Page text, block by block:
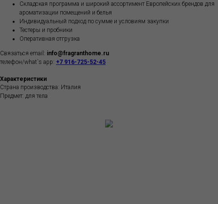
Складская программа и широкий ассортимент Европейских брендов для
ароматизации помещений и белья
Индивидуальный подход по сумме и условиям закупки
Тестеры и пробники
Оперативная отгрузка
Связаться email: info@fragranthome.ru
телефон/what`s app: +7 916-725-52-45
Характеристики
Страна производства: Италия
Предмет: для тела